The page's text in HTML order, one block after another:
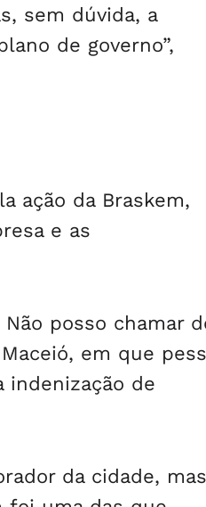
sem dúvida, a
de governo”,
ação da Braskem,
e as
posso chamar
em que
indenização de
da cidade,